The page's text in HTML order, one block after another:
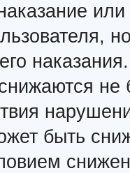
наказания.
быть